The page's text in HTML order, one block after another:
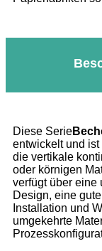
Diese Serie
entwickelt und
die vertikale
oder körnigen
verfügt über eine
Design, eine
Installation und
umgekehrte